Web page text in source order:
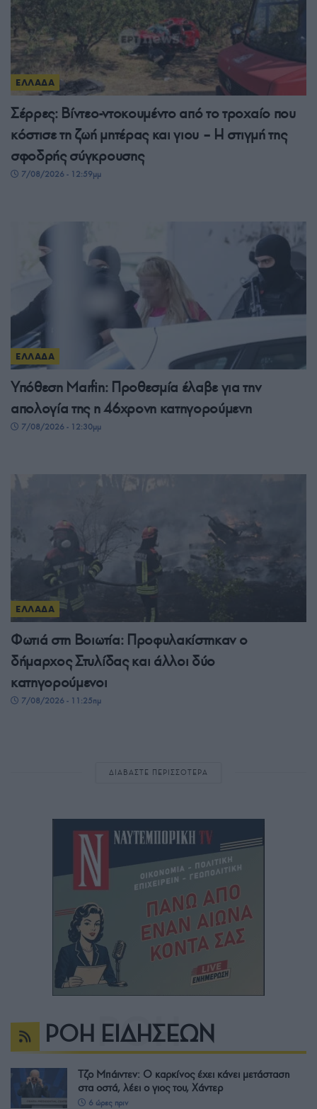
ΕΛΛΑΔΑ
Σέρρες: Βίντεο-ντοκουμέντο από το τροχαίο που
κόστισε τη ζωή μητέρας και γιου – Η στιγμή της
σφοδρής σύγκρουσης
7/08/2026 - 12:59μμ
ΕΛΛΑΔΑ
Υπόθεση Marfin: Προθεσμία έλαβε για την
απολογία της η 46χρονη κατηγορούμενη
7/08/2026 - 12:30μμ
ΕΛΛΑΔΑ
Φωτιά στη Βοιωτία: Προφυλακίστηκαν ο
δήμαρχος Στυλίδας και άλλοι δύο
κατηγορούμενοι
7/08/2026 - 11:25πμ
ΔΙΑΒΑΣΤΕ ΠΕΡΙΣΣΟΤΕΡΑ
ΡΟΗ ΕΙΔΗΣΕΩΝ
Τζο Μπάιντεν: Ο καρκίνος έχει κάνει μετάσταση
στα οστά, λέει ο γιος του, Χάντερ
6 ώρες πριν